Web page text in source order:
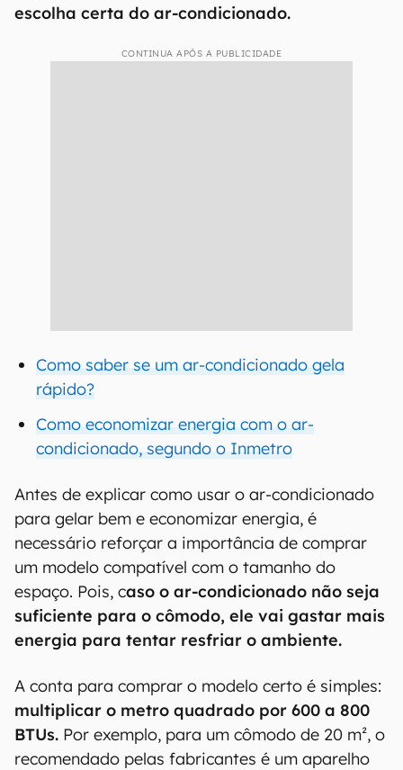
escolha certa do ar-condicionado.
CONTINUA APÓS A PUBLICIDADE
Como saber se um ar-condicionado gela
rápido?
Como economizar energia com o ar-
condicionado, segundo o Inmetro
Antes de explicar como usar o ar-condicionado
para gelar bem e economizar energia, é
necessário reforçar a importância de comprar
um modelo compatível com o tamanho do
espaço. Pois, caso o ar-condicionado não seja
suficiente para o cômodo, ele vai gastar mais
energia para tentar resfriar o ambiente.
A conta para comprar o modelo certo é simples:
multiplicar o metro quadrado por 600 a 800
BTUs. Por exemplo, para um cômodo de 20 m², o
recomendado pelas fabricantes é um aparelho